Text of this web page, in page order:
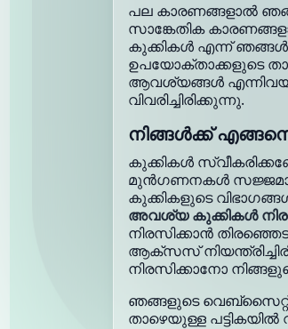
പല കാരണങ്ങളാൽ
സാങ്കേതിക
കുക്കികൾ എന്ന് ഞങ്ങൾ
ഉപയോക്താക്കളുടെ
ആവശ്യങ്ങൾ
വിവരിച്ചിരിക്കുന്നു.
നിങ്ങൾക്ക്
കുക്കികൾ
മുൻഗണനകൾ
കുക്കികളുടെ
അവശ്യ കുക്കികൾ
നിരസിക്കാൻ
ആക്‌സസ്
നിരസിക്കാനോ
ഞങ്ങളുടെ വെബ്‌സൈറ്റ്
താഴെയുള്ള പട്ടികയിൽ